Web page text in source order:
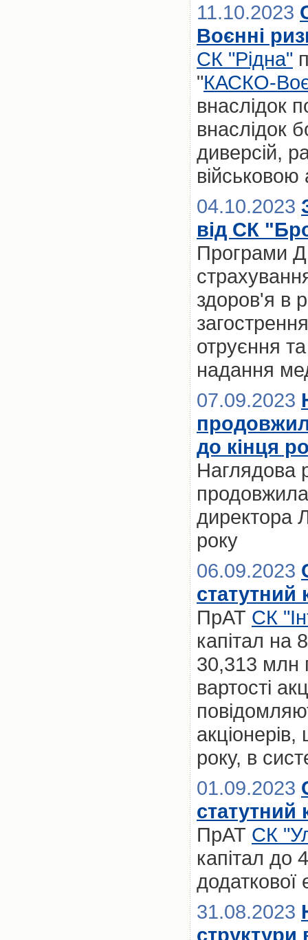
11.10.2023
Воєнні
СК "Рідна"
"КАСКО-
внаслідок
внаслідок
диверсій,
військовою
04.10.2023
від СК
Програми
здоров'я в
отруєння
надання
07.09.2023
до кінця
Наглядова
директора
року
06.09.2023
статутний
ПрАТ СК
капітал на
30,313 млн
вартості
року, в
01.09.2023
статутний
ПрАТ СК
капітал
додаткової
31.08.2023